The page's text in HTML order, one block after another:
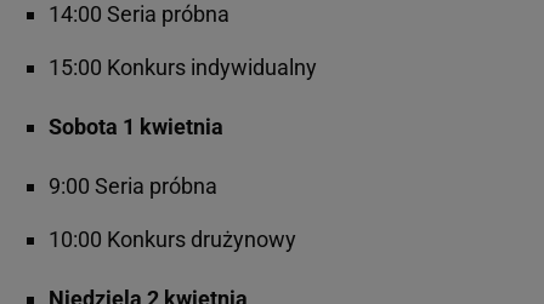
14:00 Seria próbna
15:00 Konkurs indywidualny
Sobota 1 kwietnia
9:00 Seria próbna
10:00 Konkurs drużynowy